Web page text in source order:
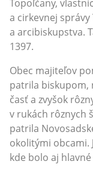
Topoľčany,
a cirkevnej
a arcibiskupstva.
1397.
Obec majiteľov
patrila biskupom,
časť a zvyšok
v rukách rôznych
patrila
okolitými obcami.
kde bolo aj